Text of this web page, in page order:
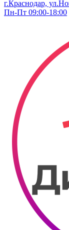
г.Краснодар,
Пн-Пт 09:00-18:00